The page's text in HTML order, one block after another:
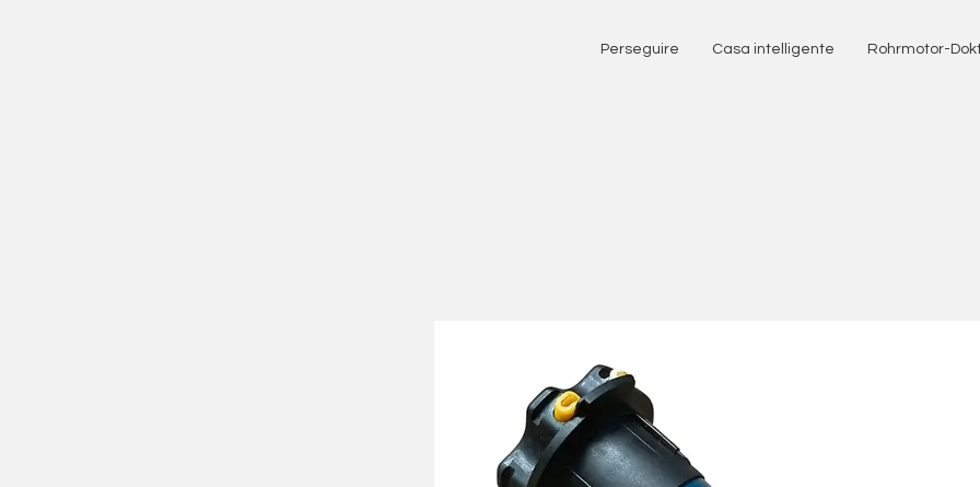
Perseguire Casa intelligente Rohrmotor-